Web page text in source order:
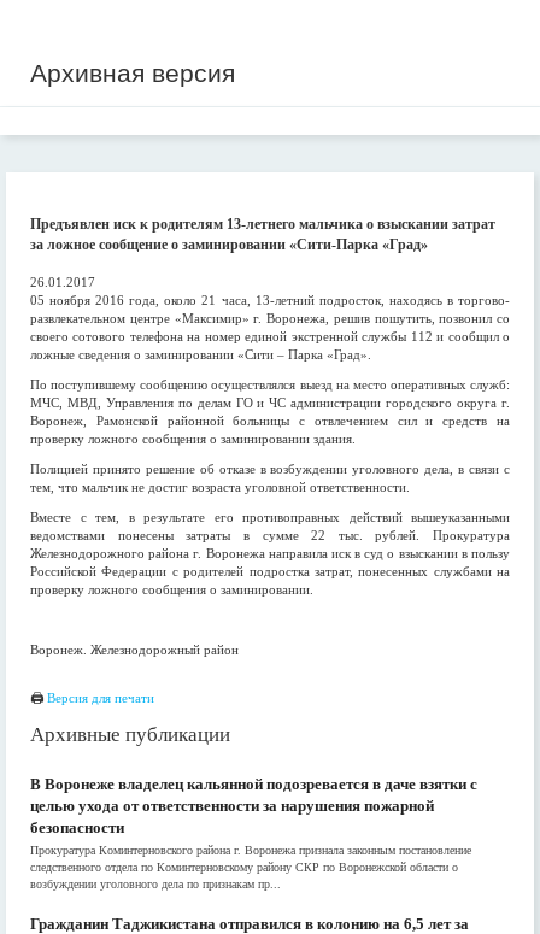
Архивная версия
Предъявлен иск к родителям 13-летнего мальчика о взыскании затрат
за ложное сообщение о заминировании «Сити-Парка «Град»
26.01.2017
05 ноября 2016 года, около 21 часа, 13-летний подросток, находясь в торгово-
развлекательном центре «Максимир» г. Воронежа, решив пошутить, позвонил со
своего сотового телефона на номер единой экстренной службы 112 и сообщил о
ложные сведения о заминировании «Сити – Парка «Град».
По поступившему сообщению осуществлялся выезд на место оперативных служб:
МЧС, МВД, Управления по делам ГО и ЧС администрации городского округа г.
Воронеж, Рамонской районной больницы с отвлечением сил и средств на
проверку ложного сообщения о заминировании здания.
Полицией принято решение об отказе в возбуждении уголовного дела, в связи с
тем, что мальчик не достиг возраста уголовной ответственности.
Вместе с тем, в результате его противоправных действий вышеуказанными
ведомствами понесены затраты в сумме 22 тыс. рублей. Прокуратура
Железнодорожного района г. Воронежа направила иск в суд о взыскании в пользу
Российской Федерации с родителей подростка затрат, понесенных службами на
проверку ложного сообщения о заминировании.
Воронеж. Железнодорожный район
🖨 Версия для печати
Архивные публикации
В Воронеже владелец кальянной подозревается в даче взятки с
целью ухода от ответственности за нарушения пожарной
безопасности
Прокуратура Коминтерновского района г. Воронежа признала законным постановление
следственного отдела по Коминтерновскому району СКР по Воронежской области о
возбуждении уголовного дела по признакам пр...
Гражданин Таджикистана отправился в колонию на 6,5 лет за